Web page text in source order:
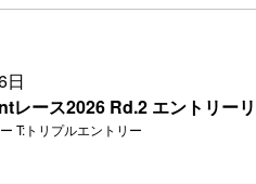
日
レース2026 Rd.2 エントリー
T:トリプルエントリー